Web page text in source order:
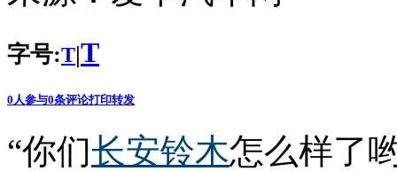
字号:T|T
0 人参与0条评论打印转发
“你们长安铃木怎么样了